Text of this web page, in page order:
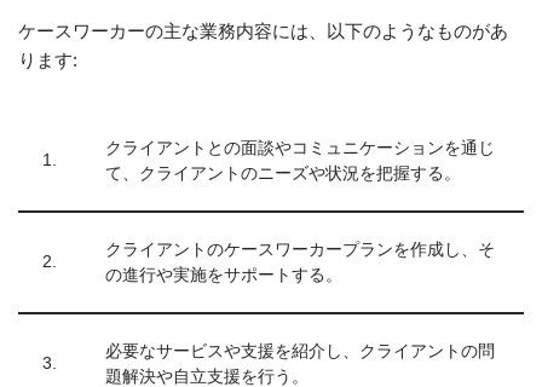
ケースワーカーの主な業務内容には、以下のようなものがあ
ります:
1.
クライアントとの面談やコミュニケーションを通じ
て、クライアントのニーズや状況を把握する。
2.
クライアントのケースワーカープランを作成し、そ
の進行や実施をサポートする。
3.
必要なサービスや支援を紹介し、クライアントの問
題解決や自立支援を行う。